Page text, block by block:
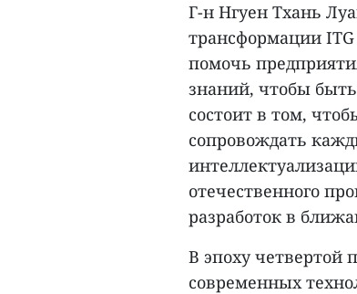
Г-н Нгуен Тхань
трансформации ITG
помочь
знаний, чтобы
состоит в том,
сопровождать
отечественного
разработок в
В эпоху
современных